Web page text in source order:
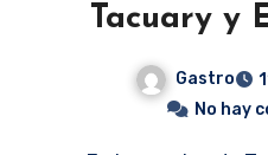
Tacuary y
Gastro
No hay